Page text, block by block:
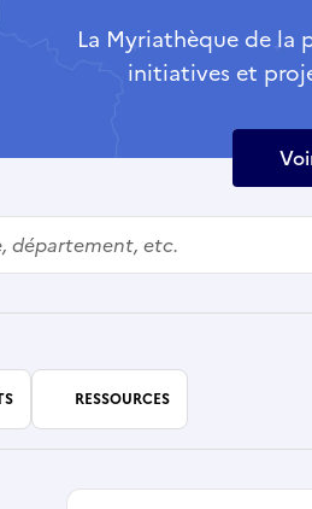
La Myriathèque de la
initiatives et
RESSOURCES